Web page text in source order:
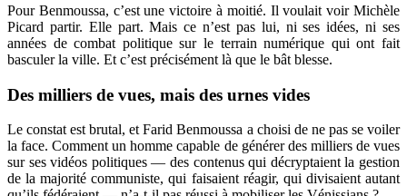
Pour Benmoussa, c’est une victoire à moitié. Il voulait voir Michèle
Picard partir. Elle part. Mais ce n’est pas lui, ni ses idées, ni ses
années de combat politique sur le terrain numérique qui ont fait
basculer la ville. Et c’est précisément là que le bât blesse.
Des milliers de vues, mais des urnes vides
Le constat est brutal, et Farid Benmoussa a choisi de ne pas se voiler
la face. Comment un homme capable de générer des milliers de vues
sur ses vidéos politiques — des contenus qui décryptaient la gestion
de la majorité communiste, qui faisaient réagir, qui divisaient autant